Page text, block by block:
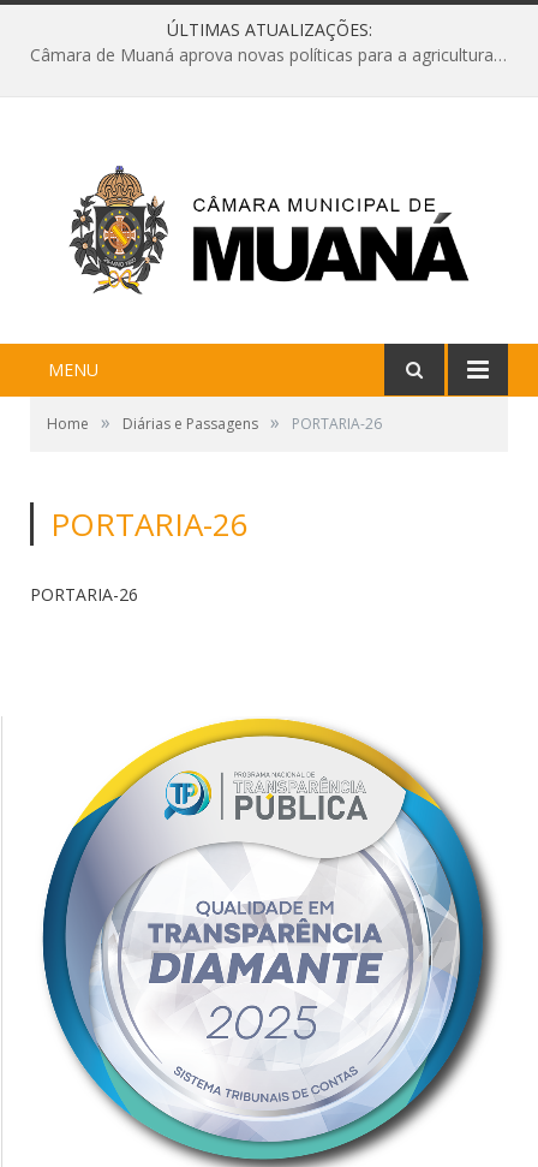
ÚLTIMAS ATUALIZAÇÕES:
Câmara de Muaná aprova novas políticas para a agricultura e solicita reforma da Ponte do Reduto
MENU
Home » Diárias e Passagens » PORTARIA-26
PORTARIA-26
PORTARIA-26